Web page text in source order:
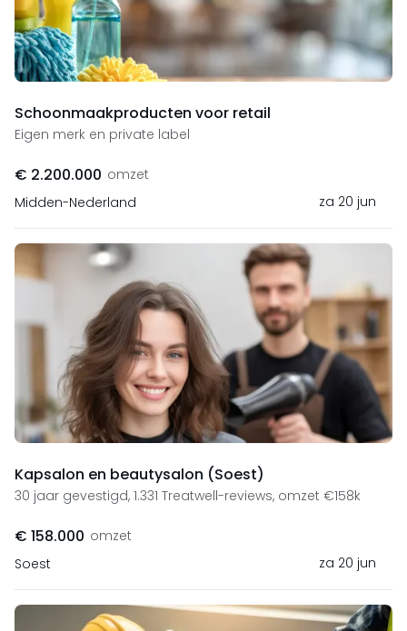
Schoonmaakproducten voor retail
Eigen merk en private label
€ 2.200.000 omzet
Midden-Nederland
za 20 jun
Kapsalon en beautysalon (Soest)
30 jaar gevestigd, 1.331 Treatwell-reviews, omzet €158k
€ 158.000 omzet
Soest
za 20 jun